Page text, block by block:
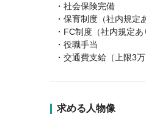
・社会保険完備
・保育制度（社内規定
・FC制度（社内規定あ
・役職手当
・交通費支給（上限3万
求める人物像